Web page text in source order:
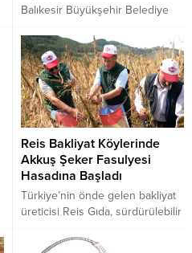
Balıkesir Büyükşehir Belediye
ziyaretimize gelirken pakette
“Bamya Cipsi” vb. bir çok çeşit
yöresel ürünlerden hediye
getirmiş ve bize tanıtım da
yaparak ikram etti. Bamyayı
yerim hatta severimde ama
Bamya Cipsini ilk kez gördüm ve
tattım. Bence süper olmuş.
Reis Bakliyat Köylerinde
Akkuş Şeker Fasulyesi
Hasadına Başladı
Türkiye’nin önde gelen bakliyat
üreticisi Reis Gıda, sürdürülebilir
büyümeye devam ediyor. Şirket,